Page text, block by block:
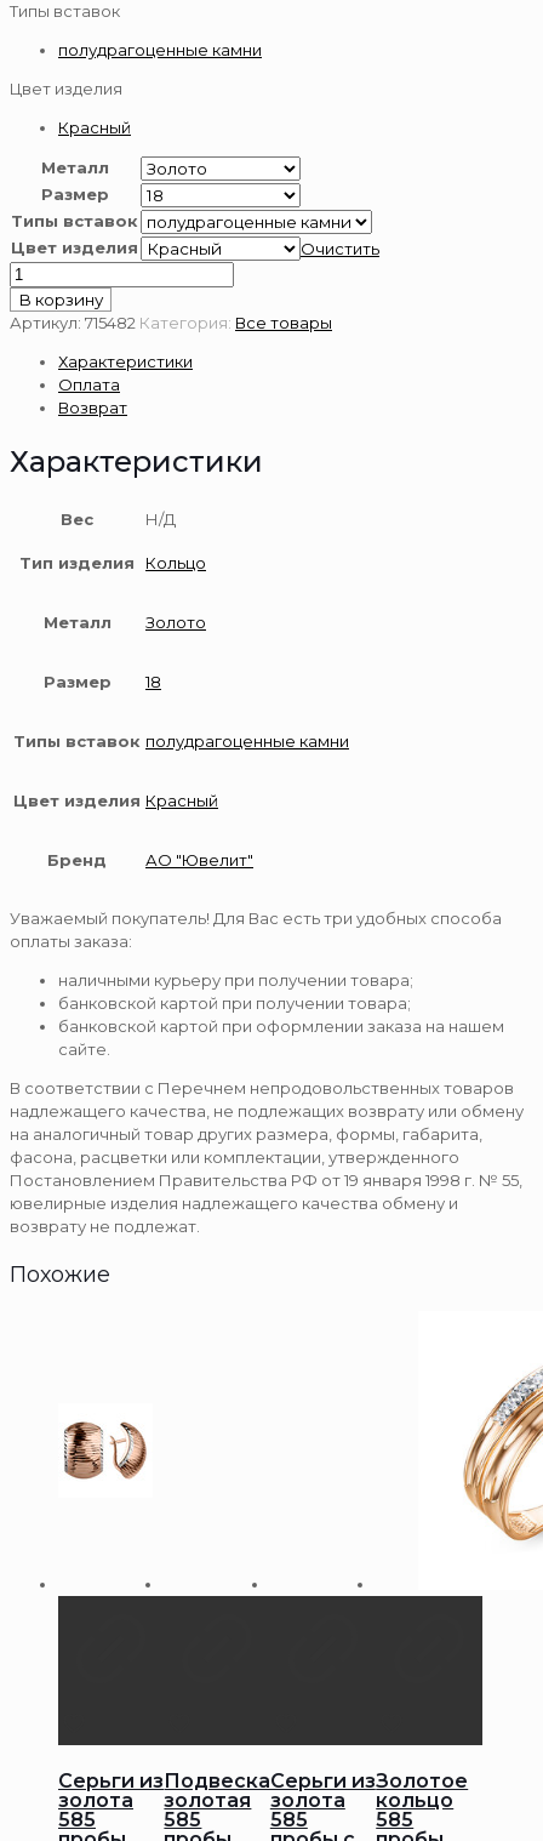
Типы вставок
полудрагоценные камни
Цвет изделия
Красный
Металл
Размер
Типы вставок
Цвет изделия
Очистить
Количество
товара
Кольцо
золота
пробы
гранатом
В корзину
Артикул: 715482 Категория: Все товары
Характеристики
Оплата
Возврат
Характеристики
Вес Н/Д
Тип изделия Кольцо
Металл Золото
Размер 18
Типы вставок полудрагоценные камни
Цвет изделия Красный
Бренд АО "Ювелит"
Уважаемый покупатель! Для Вас есть три удобных способа
оплаты заказа:
наличными курьеру при получении товара;
банковской картой при получении товара;
банковской картой при оформлении заказа на нашем
сайте.
В соответствии с Перечнем непродовольственных товаров
надлежащего качества, не подлежащих возврату или обмену
на аналогичный товар других размера, формы, габарита,
фасона, расцветки или комплектации, утвержденного
Постановлением Правительства РФ от 19 января 1998 г. № 55,
ювелирные изделия надлежащего качества обмену и
возврату не подлежат.
Похожие
Серьги из
золота
585
Подвеска
золотая
585
Серьги из
золота
585
Золотое
кольцо
585